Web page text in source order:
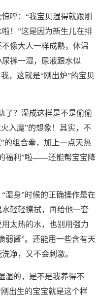
呼：“我宝贝湿得就跟刚
！”这是因为新生儿在排
像大人一样成熟，体温
裤一湿，尿液跟水似
，这就是“刚出炉”的宝贝
了？湿成这样是不是偷偷
入魔”的想象！其实，不
的组合拳，加上一点天热
福利”啦——还能帮宝宝降
湿身”时候的正确操作是在
轻轻擦拭，再给他一套
太热的水，也别用强力
弱酱”。还能用一些含有天
净，又不会刺激。
湿的，是不是我养得不
出生的宝宝就是这个样